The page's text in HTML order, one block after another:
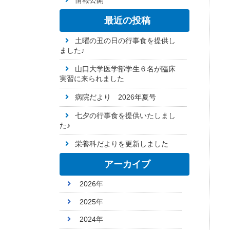
最近の投稿
土曜の丑の日の行事食を提供し
ました♪
山口大学医学部学生６名が臨床
実習に来られました
病院だより 2026年夏号
七夕の行事食を提供いたしまし
た♪
栄養科だよりを更新しました
アーカイブ
2026年
2025年
2024年